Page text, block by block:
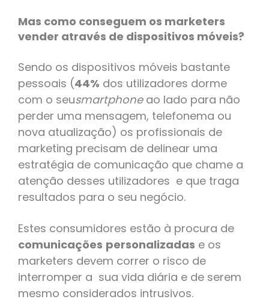
Mas como conseguem os marketers
vender através de dispositivos móveis?
Sendo os dispositivos móveis bastante
pessoais (44% dos utilizadores dorme
com o seusmartphoneao lado para não
perder uma mensagem, telefonema ou
nova atualização) os profissionais de
marketing precisam de delinear uma
estratégia de comunicação que chame a
atenção desses utilizadores e que traga
resultados para o seu negócio.
Estes consumidores estão à procura de
comunicações personalizadas e os
marketers devem correr o risco de
interromper a sua vida diária e de serem
mesmo considerados intrusivos.